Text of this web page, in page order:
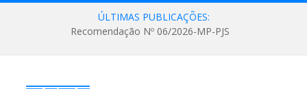
ÚLTIMAS PUBLICAÇÕES:
Recomendação Nº 06/2026-MP-PJS